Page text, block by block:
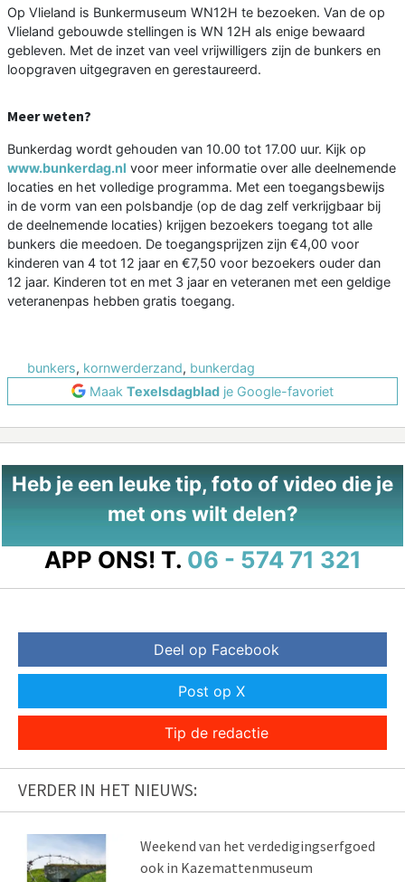
Op Vlieland is Bunkermuseum WN12H te bezoeken. Van de op
Vlieland gebouwde stellingen is WN 12H als enige bewaard
gebleven. Met de inzet van veel vrijwilligers zijn de bunkers en
loopgraven uitgegraven en gerestaureerd.
Meer weten?
Bunkerdag wordt gehouden van 10.00 tot 17.00 uur. Kijk op
www.bunkerdag.nl voor meer informatie over alle deelnemende
locaties en het volledige programma. Met een toegangsbewijs
in de vorm van een polsbandje (op de dag zelf verkrijgbaar bij
de deelnemende locaties) krijgen bezoekers toegang tot alle
bunkers die meedoen. De toegangsprijzen zijn €4,00 voor
kinderen van 4 tot 12 jaar en €7,50 voor bezoekers ouder dan
12 jaar. Kinderen tot en met 3 jaar en veteranen met een geldige
veteranenpas hebben gratis toegang.
bunkers, kornwerderzand, bunkerdag
Maak Texelsdagblad je Google-favoriet
Heb je een leuke tip, foto of video die je
met ons wilt delen?
APP ONS! T. 06 - 574 71 321
Deel op Facebook
Post op X
Tip de redactie
VERDER IN HET NIEUWS:
Weekend van het verdedigingserfgoed
ook in Kazemattenmuseum